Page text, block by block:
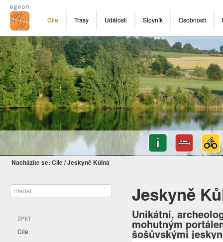
Cíle Trasy Události Slovník Osobnosti
Nacházíte se: Cíle/Jeskyně Kůlna
ZPĚT
Cíle
Jeskyně
Unikátní,
mohutným
šošůvskými